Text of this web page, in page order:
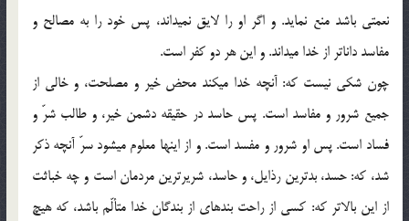
نعمتي باشد منع نمايد. و اگر او را لايق نمي‏داند، پس خود را به مصالح و
مفاسد داناتر از خدا مي‏داند. و اين هر دو كفر است.
چون شكي نيست كه: آنچه خدا مي‏كند محض خير و مصلحت، و خالي از
جميع شرور و مفاسد است. پس حاسد در حقيقه دشمن خير، و طالب شرّ و
فساد است. پس او شرور و مفسد است. و از اين‏ها معلوم مي‏شود سرّ آنچه ذكر
شد، كه: حسد، بدترين رذايل، و حاسد، شريرترين مردمان است و چه خباثت
از اين بالاتر كه: كسي از راحت بنده‏اي از بندگان خدا متألّم باشد، كه هيچ